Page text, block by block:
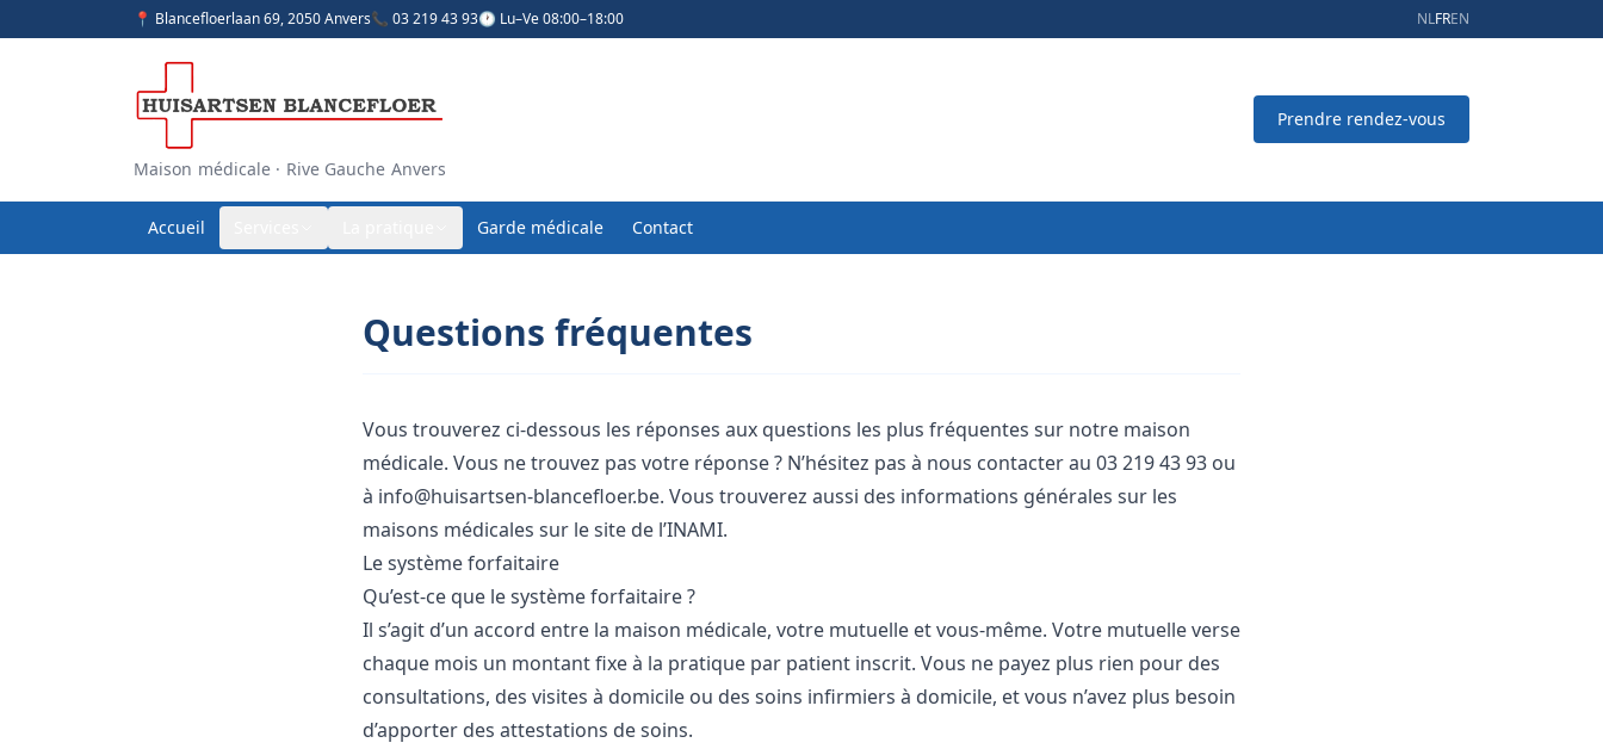
📍 Blancefloerlaan 69, 2050 Anvers📞 03 219 43 93🕐 Lu–Ve 08:00–18:00 NLFREN
Maison médicale · Rive Gauche Anvers
Prendre rendez-vous
Accueil Garde médicale Contact
Questions fréquentes
Vous trouverez ci-dessous les réponses aux questions les plus fréquentes sur notre maison
médicale. Vous ne trouvez pas votre réponse ? N’hésitez pas à nous contacter au 03 219 43 93 ou
à info@huisartsen-blancefloer.be. Vous trouverez aussi des informations générales sur les
maisons médicales sur le site de l’INAMI.
Le système forfaitaire
Qu’est-ce que le système forfaitaire ?
Il s’agit d’un accord entre la maison médicale, votre mutuelle et vous-même. Votre mutuelle verse
chaque mois un montant fixe à la pratique par patient inscrit. Vous ne payez plus rien pour des
consultations, des visites à domicile ou des soins infirmiers à domicile, et vous n’avez plus besoin
d’apporter des attestations de soins.